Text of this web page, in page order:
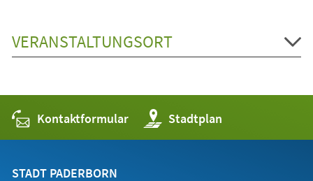
VERANSTALTUNGSORT
Kontaktformular Stadtplan
(Öffnet
in
einem
STADT PADERBORN